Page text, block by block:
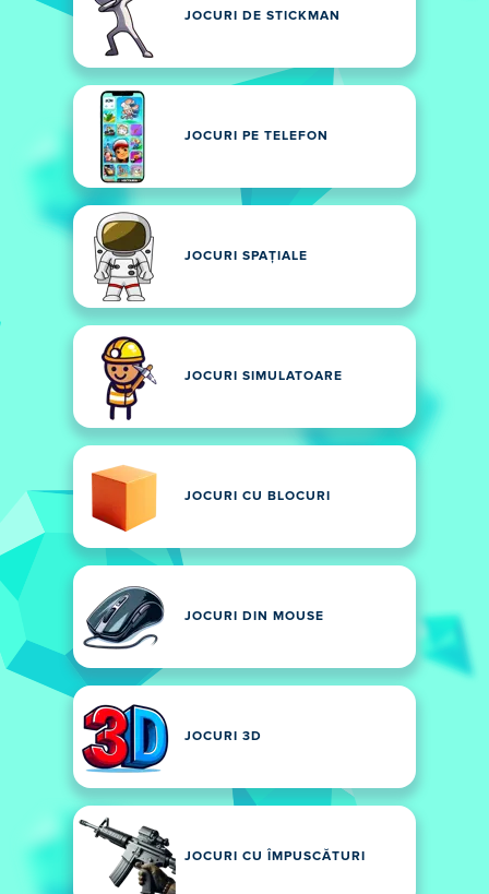
JOCURI DE STICKMAN
JOCURI PE TELEFON
JOCURI SPAȚIALE
JOCURI SIMULATOARE
JOCURI CU BLOCURI
JOCURI DIN MOUSE
JOCURI 3D
JOCURI CU ÎMPUSCĂTURI